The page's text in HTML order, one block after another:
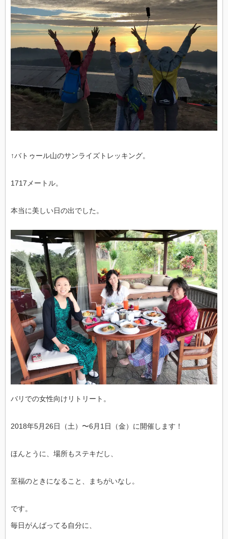
↑バトゥール山のサンライズトレッキング。
1717メートル。
本当に美しい日の出でした。
バリでの女性向けリトリート。
2018年5月26日（土）〜6月1日（金）に開催します！
ほんとうに、場所もステキだし、
至福のときになること、まちがいなし。
です。
毎日がんばってる自分に、